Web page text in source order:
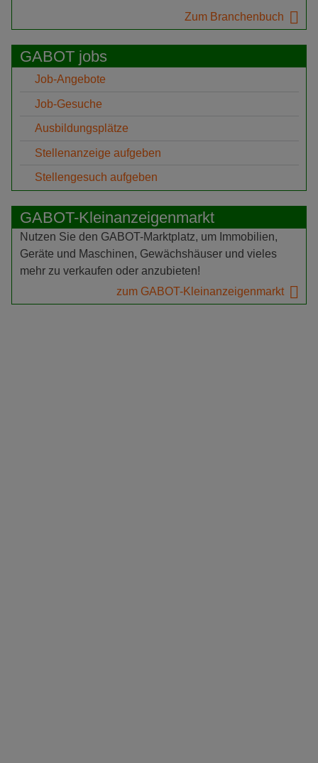
Zum Branchenbuch
GABOT jobs
Job-Angebote
Job-Gesuche
Ausbildungsplätze
Stellenanzeige aufgeben
Stellengesuch aufgeben
GABOT-Kleinanzeigenmarkt
Nutzen Sie den GABOT-Marktplatz, um Immobilien,
Geräte und Maschinen, Gewächshäuser und vieles
mehr zu verkaufen oder anzubieten!
zum GABOT-Kleinanzeigenmarkt